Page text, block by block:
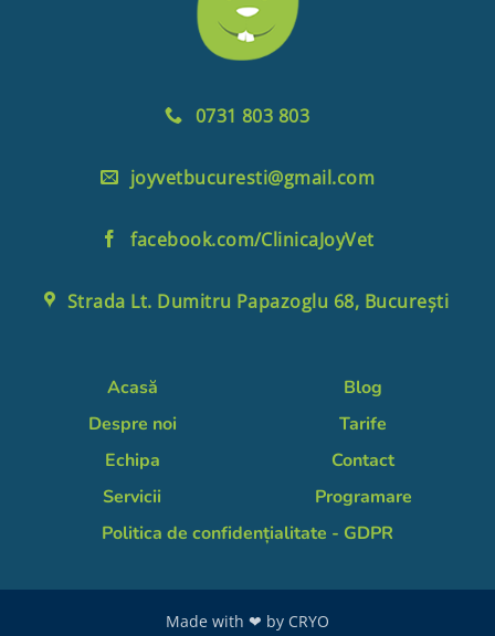
0731 803 803
joyvetbucuresti@gmail.com
facebook.com/ClinicaJoyVet
Strada Lt. Dumitru Papazoglu 68, București
Acasă
Despre noi
Echipa
Servicii
Blog
Tarife
Contact
Programare
Politica de confidențialitate - GDPR
Made with ❤ by CRYO